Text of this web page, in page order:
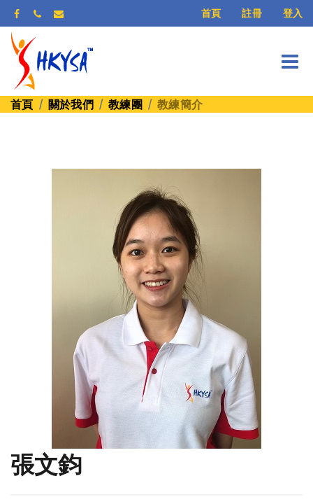
首頁 註冊 登入
首頁 關於我們 教練團 教練簡介
張文鈞